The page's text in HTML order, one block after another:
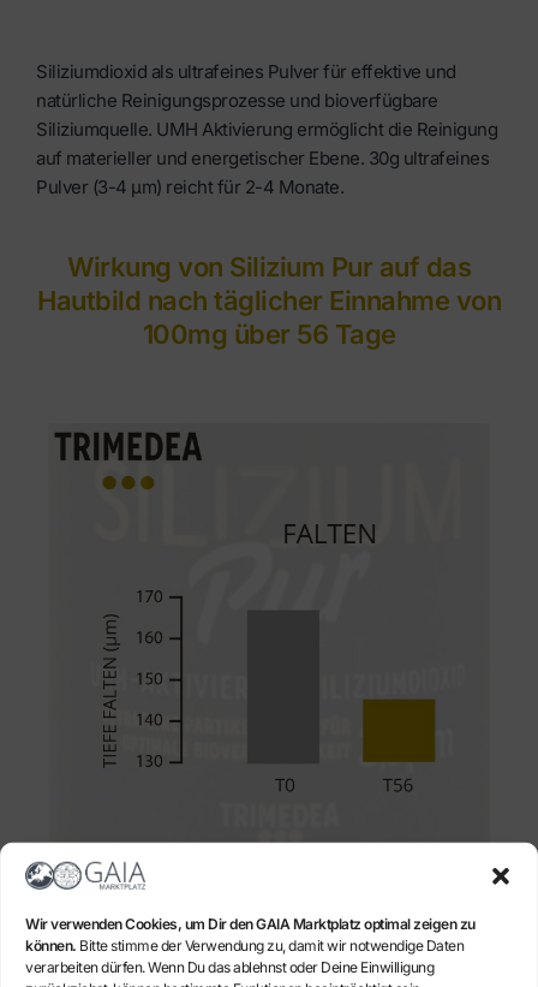
Wir verwenden Cookies, um Dir den GAIA Marktplatz optimal zeigen zu
können. Bitte stimme der Verwendung zu, damit wir notwendige Daten
verarbeiten dürfen. Wenn Du das ablehnst oder Deine Einwilligung
Siliziumdioxid als ultrafeines Pulver für effektive und
natürliche Reinigungsprozesse und bioverfügbare
Siliziumquelle. UMH Aktivierung ermöglicht die Reinigung
auf materieller und energetischer Ebene. 30g ultrafeines
Pulver (3-4 μm) reicht für 2-4 Monate.
Wirkung von Silizium Pur auf das
Hautbild nach täglicher Einnahme von
100mg über 56 Tage
Die Faltentiefe reduziert sich im Laufe der Behandlung